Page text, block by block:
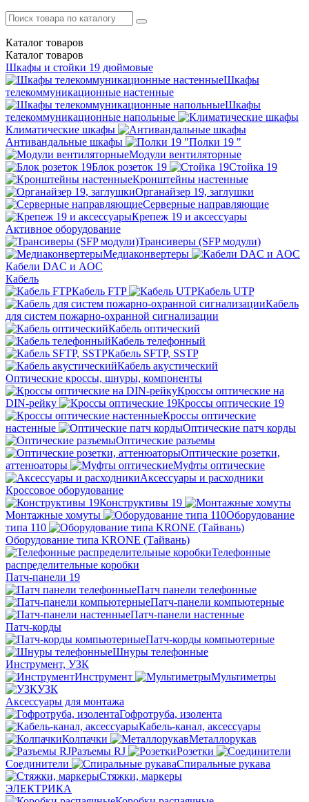
Каталог товаров
Каталог товаров
Шкафы и стойки 19 дюймовые
Шкафы
телекоммуникационные настенные
Шкафы
телекоммуникационные напольные
Климатические шкафы
Антивандальные шкафы
Полки 19 "
Модули вентиляторные
Блок розеток 19
Стойка 19
Кронштейны настенные
Органайзер 19, заглушки
Серверные направляющие
Крепеж 19 и аксессуары
Активное оборудование
Трансиверы (SFP модули)
Медиаконвертеры
Кабели DAC и AOC
Кабель
Кабель FTP
Кабель UTP
Кабель
для систем пожарно-охранной сигнализации
Кабель оптический
Кабель телефонный
Кабель SFTP, SSTP
Кабель акустический
Оптические кроссы, шнуры, компоненты
Кроссы оптические на
DIN-рейку
Кроссы оптические 19
Кроссы оптические
настенные
Оптические патч корды
Оптические разъемы
Оптические розетки,
аттенюаторы
Муфты оптические
Аксессуары и расходники
Кроссовое оборудование
Конструктивы 19
Монтажные хомуты
Оборудование
типа 110
Оборудование типа KRONE (Тайвань)
Телефонные
распределительные коробки
Патч-панели 19
Патч панели телефонные
Патч-панели компьютерные
Патч-панели настенные
Патч-корды
Патч-корды компьютерные
Шнуры телефонные
Инструмент, УЗК
Инструмент
Мультиметры
УЗК
Аксессуары для монтажа
Гофротруба, изолента
Кабель-канал, аксессуары
Колпачки
Металлорукав
Разъемы RJ
Розетки
Соединители
Спиральные рукава
Стяжки, маркеры
ЭЛЕКТРИКА